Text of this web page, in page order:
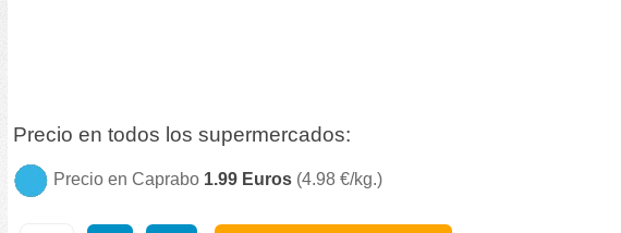
Precio en todos los supermercados:
Precio en Caprabo 1.99 Euros (4.98 €/kg.)